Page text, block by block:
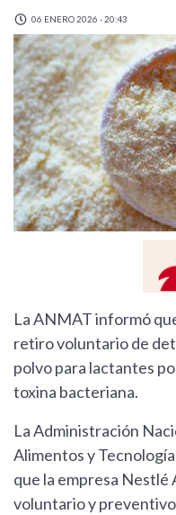
06 ENERO 2026 - 20:43
La ANMAT informó
retiro voluntario de
polvo para lactantes
toxina bacteriana.
La Administración
Alimentos y
que la empresa
voluntario y